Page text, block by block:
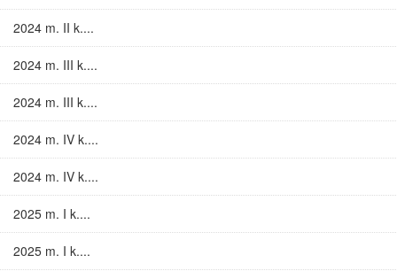
2024 m. II k....
2024 m. III k....
2024 m. III k....
2024 m. IV k....
2024 m. IV k....
2025 m. I k....
2025 m. I k....